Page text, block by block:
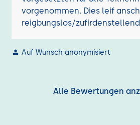
vorgenommen. Dies leif
reigbungslos/
Auf Wunsch anonymisiert
Alle Bewertungen